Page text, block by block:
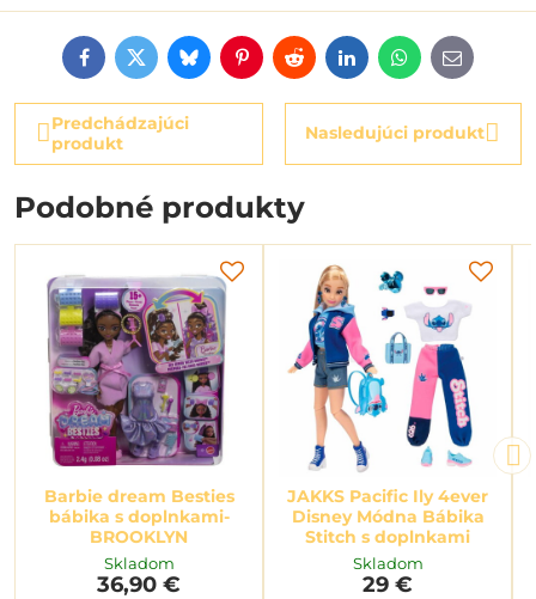
FacebookTwitterBlueskyPinterestRedditLinkedInWhatsApp
E-
mail
Predchádzajúci
produkt
Nasledujúci produkt
Podobné produkty
Barbie dream Besties
bábika s doplnkami-
BROOKLYN
Skladom
36,90 €
JAKKS Pacific Ily 4ever
Disney Módna Bábika
Stitch s doplnkami
Skladom
29 €